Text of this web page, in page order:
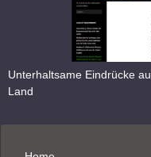
Unterhaltsame Eindrücke
Land